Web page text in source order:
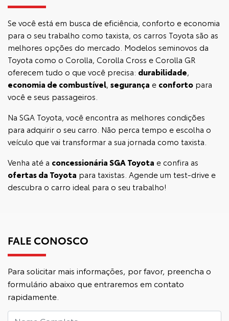
Se você está em busca de eficiência, conforto e economia
para o seu trabalho como taxista, os carros Toyota são as
melhores opções do mercado. Modelos seminovos da
Toyota como o Corolla, Corolla Cross e Corolla GR
oferecem tudo o que você precisa: durabilidade,
economia de combustível, segurança e conforto para
você e seus passageiros.
Na SGA Toyota, você encontra as melhores condições
para adquirir o seu carro. Não perca tempo e escolha o
veículo que vai transformar a sua jornada como taxista.
Venha até a concessionária SGA Toyota e confira as
ofertas da Toyota para taxistas. Agende um test-drive e
descubra o carro ideal para o seu trabalho!
FALE CONOSCO
Para solicitar mais informações, por favor, preencha o
formulário abaixo que entraremos em contato
rapidamente.